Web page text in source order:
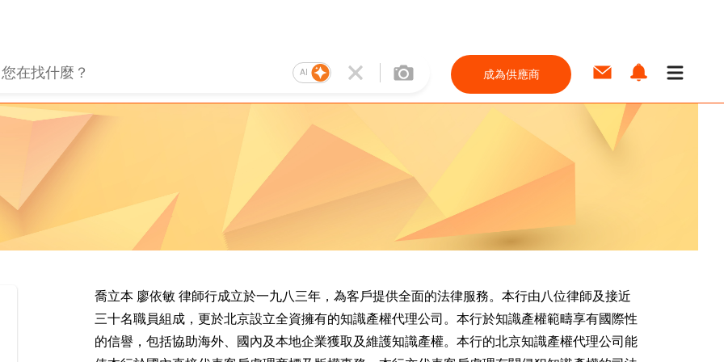
AI 成為供應商
喬立本 廖依敏 律師行成立於一九八三年，為客戶提供全面的法律服務。本行由八位律師及接近
三十名職員組成，更於北京設立全資擁有的知識產權代理公司。本行於知識產權範疇享有國際性
的信譽，包括協助海外、國內及本地企業獲取及維護知識產權。本行的北京知識產權代理公司能